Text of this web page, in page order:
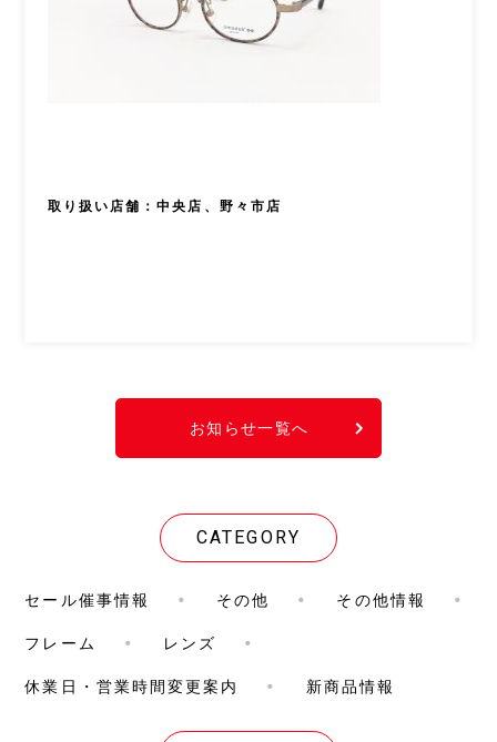
取り扱い店舗：中央店、野々市店
お知らせ一覧へ
CATEGORY
セール催事情報 その他 その他情報
フレーム レンズ
休業日・営業時間変更案内 新商品情報